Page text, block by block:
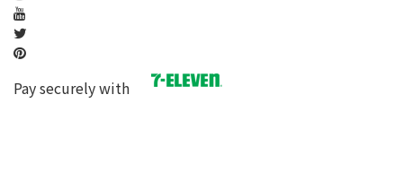
Pay securely with